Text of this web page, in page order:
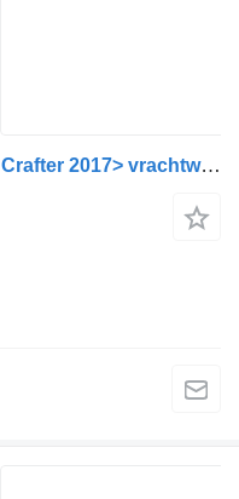
DNAD motor voor Volkswagen Crafter 2017> vrachtwagen